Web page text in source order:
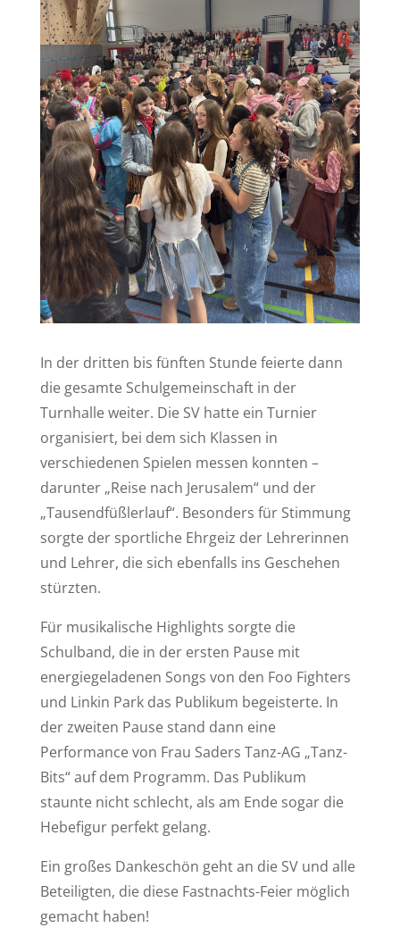
In der dritten bis fünften Stunde feierte dann
die gesamte Schulgemeinschaft in der
Turnhalle weiter. Die SV hatte ein Turnier
organisiert, bei dem sich Klassen in
verschiedenen Spielen messen konnten –
darunter „Reise nach Jerusalem“ und der
„Tausendfüßlerlauf“. Besonders für Stimmung
sorgte der sportliche Ehrgeiz der Lehrerinnen
und Lehrer, die sich ebenfalls ins Geschehen
stürzten.
Für musikalische Highlights sorgte die
Schulband, die in der ersten Pause mit
energiegeladenen Songs von den Foo Fighters
und Linkin Park das Publikum begeisterte. In
der zweiten Pause stand dann eine
Performance von Frau Saders Tanz-AG „Tanz-
Bits“ auf dem Programm. Das Publikum
staunte nicht schlecht, als am Ende sogar die
Hebefigur perfekt gelang.
Ein großes Dankeschön geht an die SV und alle
Beteiligten, die diese Fastnachts-Feier möglich
gemacht haben!